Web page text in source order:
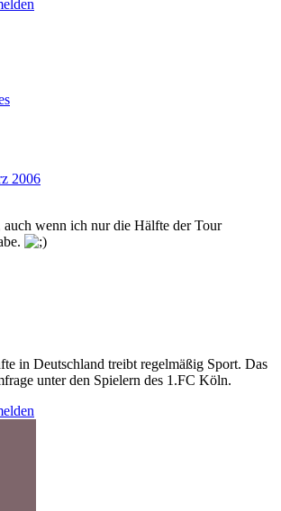
2006
auch wenn ich nur die Hälfte der Tour
in Deutschland treibt regelmäßig Sport. Das
unter den Spielern des 1.FC Köln.